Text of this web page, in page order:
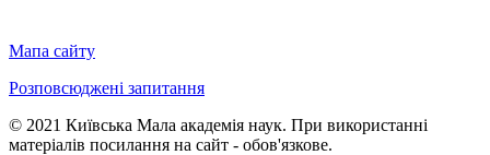
Мапа сайту
Розповсюджені запитання
© 2021 Київська Мала академія наук. При використанні
матеріалів посилання на сайт - обов'язкове.